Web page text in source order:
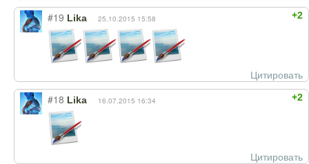
+2
#19 Lika 25.10.2015 15:58
Цитировать
+2
#18 Lika 16.07.2015 16:34
Цитировать